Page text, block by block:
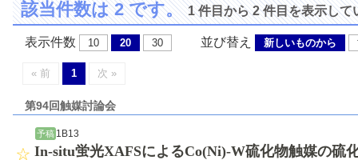
該当件数は 2 です。1 件目から 2 件目を表示して
表示件数 10 20 30 並び替え 新しいものから
« 前 1 次 »
第94回触媒討論会
予稿 1B13
In-situ蛍光XAFSによるCo(Ni)-W硫化物触媒の硫